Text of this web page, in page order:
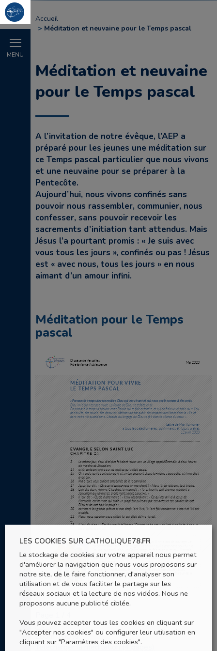
MENU
Accueil
Méditation et neuvaine pour le Temps pascal
Méditation et neuvaine
pour le Temps pascal
A l’invitation de notre évêque, l’AEP a
préparé pour les jeunes une méditation sur
ce Temps pascal particulier que nous vivons
et une neuvaine pour se préparer à la
Pentecôte.
Aujourd’hui, nous vivons confinés sans
pouvoir nous rassembler, communier, nous
confesser, sans pouvoir recevoir les
sacrements d’initiation tant attendus. Mais
Jésus l’a pourtant promis : « Je suis avec
vous tous les jours », confinés ou pas ! Jésus
est « avec nous, tous les jours » en nous
aimant d’un amour infini.
Méditation pour le Temps
pascal
Zoom100%
Télécharger la méditation (4 pages)
LES COOKIES SUR CATHOLIQUE78.FR
Le stockage de cookies sur votre appareil nous permet
d'améliorer la navigation que nous vous proposons sur
notre site, de le faire fonctionner, d'analyser son
utilisation et de vous faciliter le partage sur les
réseaux sociaux et la lecture de nos vidéos. Nous ne
proposons aucune publicité ciblée.
Vous pouvez accepter tous les cookies en cliquant sur
"Accepter nos cookies" ou configurer leur utilisation en
cliquant sur "Paramètres des cookies".